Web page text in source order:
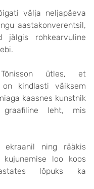
välja neljapäeva
aastakonverentsil,
jälgis rohkearvuline
ütles, et
kindlasti väiksem
kaasnes kunstnik
graafiline leht, mis
ning rääkis
loo koos
lõpuks ka